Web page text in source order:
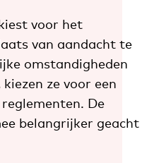
voor het
van aandacht te
omstandigheden
ze voor een
De
belangrijker geacht